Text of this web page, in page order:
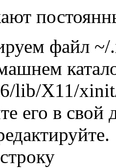
файл
lib/X11/
его в